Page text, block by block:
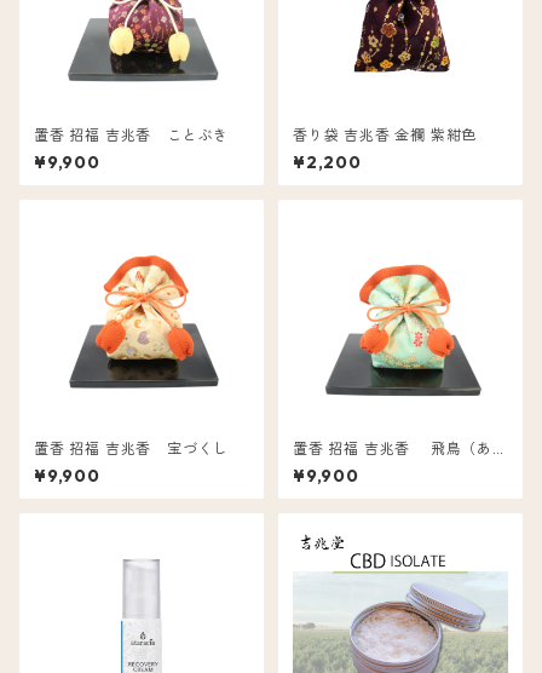
置香 招福 吉兆香 ことぶき
¥9,900
香り袋 吉兆香 金襴 紫紺色
¥2,200
置香 招福 吉兆香 宝づくし
¥9,900
置香 招福 吉兆香 飛鳥（あす
か）
¥9,900